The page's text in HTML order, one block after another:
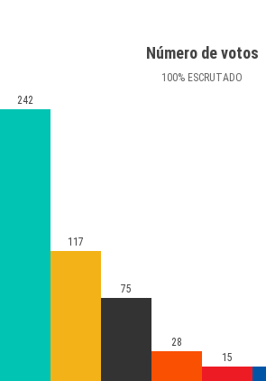
Número de votos
100% ESCRUTADO
242
117
75
28
15